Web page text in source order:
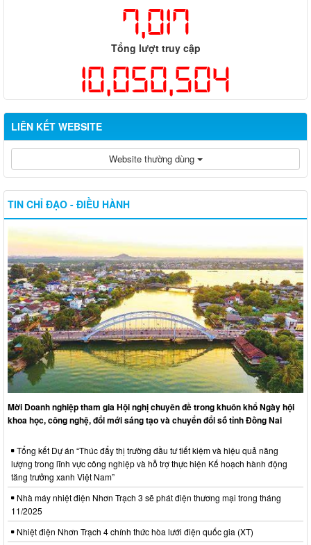
7,017
Tổng lượt truy cập
10,050,504
LIÊN KẾT WEBSITE
Website thường dùng
TIN CHỈ ĐẠO - ĐIỀU HÀNH
Mời Doanh nghiệp tham gia Hội nghị chuyên đề trong khuôn khổ Ngày hội
khoa học, công nghệ, đổi mới sáng tạo và chuyển đổi số tỉnh Đồng Nai
Tổng kết Dự án “Thúc đẩy thị trường đầu tư tiết kiệm và hiệu quả năng
lượng trong lĩnh vực công nghiệp và hỗ trợ thực hiện Kế hoạch hành động
tăng trưởng xanh Việt Nam”
Nhà máy nhiệt điện Nhơn Trạch 3 sẽ phát điện thương mại trong tháng
11/2025
Nhiệt điện Nhơn Trạch 4 chính thức hòa lưới điện quốc gia (XT)